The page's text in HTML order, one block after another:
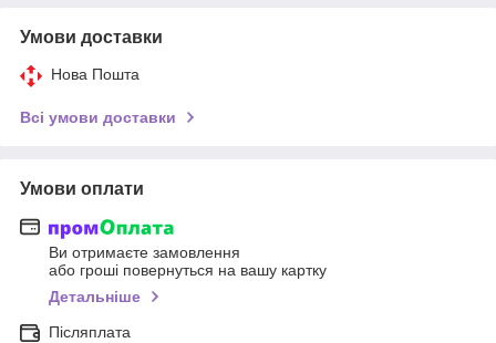
Умови доставки
Нова Пошта
Всі умови доставки
Умови оплати
Ви отримаєте замовлення
або гроші повернуться на вашу картку
Детальніше
Післяплата